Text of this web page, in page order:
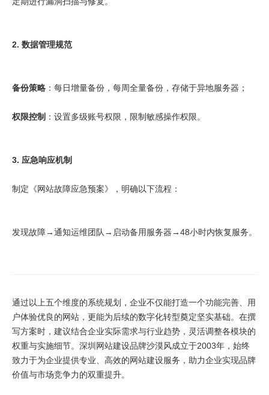
2. 数据管理规范
备份策略 ：每日增量备份，每周全量备份，存储于异地服务器；
权限控制 ：设置多级账号权限，限制敏感操作权限。
3. 应急响应机制
制定《网站故障应急预案》，明确以下流程：
发现故障→通知运维团队→启动备用服务器→48小时内恢复服务。
通过以上五个维度的系统规划，企业不仅能打造一个功能完善、用
户体验优良的网站，更能为后续的数字化转型奠定坚实基础。在撰
写方案时，建议结合企业实际需求与行业趋势，灵活调整各模块的
权重与实施细节。深圳网站建设品牌沙漠风成立于2003年，始终
致力于为企业提供专业、高效的网站建设服务，助力企业实现品牌
价值与市场竞争力的双重提升。